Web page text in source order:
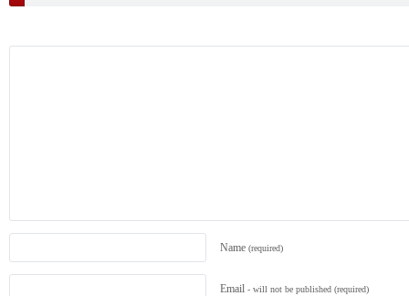
Name (required)
Email - will not be published (required)